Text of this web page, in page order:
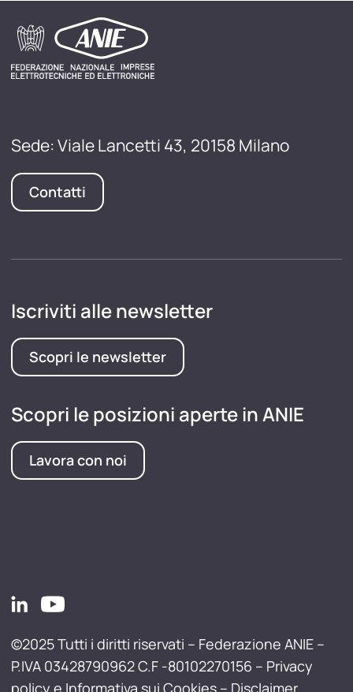
Sede: Viale Lancetti 43, 20158 Milano
Contatti
Iscriviti alle newsletter
Scopri le newsletter
Scopri le posizioni aperte in ANIE
Lavora con noi
©2025 Tutti i diritti riservati – Federazione ANIE –
P.IVA 03428790962 C.F -80102270156 – Privacy